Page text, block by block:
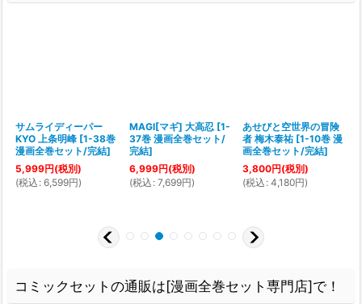
サムライディーパー
KYO 上条明峰 [1-38巻
漫画全巻セット/完結]
5,999円(税別)
(税込 : 6,599円)
MAGI[マギ] 大高忍 [1-
37巻 漫画全巻セット/
完結]
6,999円(税別)
(税込 : 7,699円)
あせびと空世界の冒険
者 梅木泰祐 [1-10巻 漫
画全巻セット/完結]
3,800円(税別)
(税込 : 4,180円)
コミックセットの通販は[漫画全巻セット専門店]で！